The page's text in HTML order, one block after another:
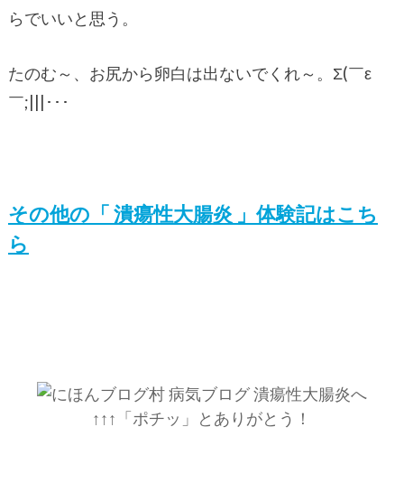
らでいいと思う。
たのむ～、お尻から卵白は出ないでくれ～。Σ(￣ε
￣;|||･･･
その他の「 潰瘍性大腸炎 」体験記はこち
ら
↑↑↑「ポチッ」とありがとう！